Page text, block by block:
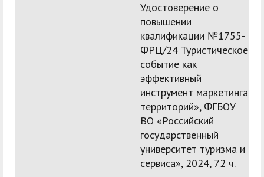
Удостоверение о
повышении
квалификации №1755-
ФРЦ/24 Туристическое
событие как
эффективный
инструмент маркетинга
территорий», ФГБОУ
ВО «Российский
государственный
университет туризма и
сервиса», 2024, 72 ч.